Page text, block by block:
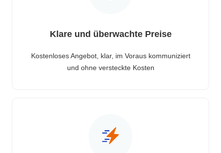
Klare und überwachte Preise
Kostenloses Angebot, klar, im Voraus kommuniziert
und ohne versteckte Kosten